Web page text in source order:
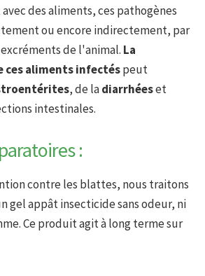
des aliments, ces pathogènes
ou encore indirectement, par
de l'animal. La
ces aliments infectéspeut
, de ladiarrhéeset
intestinales.
:
contre les blattes, nous traitons
gel appât insecticide sans odeur, ni
Ce produit agit à long terme sur